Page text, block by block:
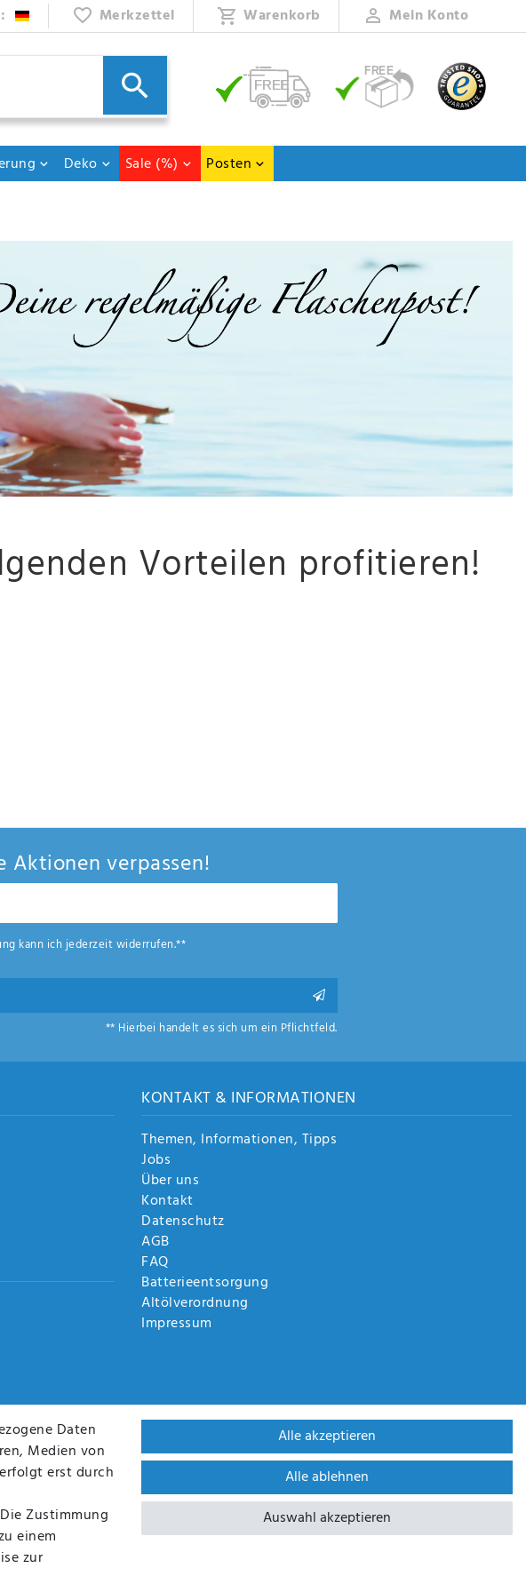
Merkzettel Warenkorb Mein Konto
Deko Sale (%) Posten
Vorteilen profitieren!
Aktionen verpassen!
kann ich jederzeit widerrufen.**
** Hierbei handelt es sich um ein Pflichtfeld.
KONTAKT & INFORMATIONEN
Themen, Informationen, Tipps
Jobs
Über uns
Kontakt
Datenschutz
AGB
FAQ
Batterieentsorgung
Altölverordnung
Impressum
MIT WIR SIND ZERTIFIZIERT DURCH
Daten
Medien von
erst durch
Zustimmung
einem
zur
Alle akzeptieren
Alle ablehnen
Auswahl akzeptieren